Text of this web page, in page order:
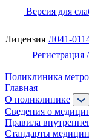
Версия для
Лицензия Л041-
Регистрация
Поликлиника
Главная
О поликлинике
Сведения о
Правила
Стандарты